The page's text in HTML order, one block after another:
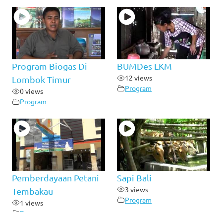
Program Biogas Di
Lombok Timur
0 views
Program
BUMDes LKM
12 views
Program
Pemberdayaan Petani
Tembakau
1 views
Sapi Bali
3 views
Program